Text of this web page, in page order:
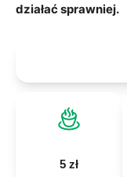
działać sprawniej.
5 zł